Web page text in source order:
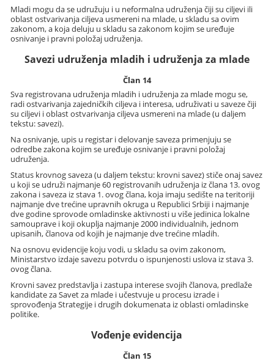
Mladi mogu da se udružuju i u neformalna udruženja čiji su ciljevi ili
oblast ostvarivanja ciljeva usmereni na mlade, u skladu sa ovim
zakonom, a koja deluju u skladu sa zakonom kojim se uređuje
osnivanje i pravni položaj udruženja.
Savezi udruženja mladih i udruženja za mlade
Član 14
Sva registrovana udruženja mladih i udruženja za mlade mogu se,
radi ostvarivanja zajedničkih ciljeva i interesa, udruživati u saveze čiji
su ciljevi i oblast ostvarivanja ciljeva usmereni na mlade (u daljem
tekstu: savezi).
Na osnivanje, upis u registar i delovanje saveza primenjuju se
odredbe zakona kojim se uređuje osnivanje i pravni položaj
udruženja.
Status krovnog saveza (u daljem tekstu: krovni savez) stiče onaj savez
u koji se udruži najmanje 60 registrovanih udruženja iz člana 13. ovog
zakona i saveza iz stava 1. ovog člana, koja imaju sedište na teritoriji
najmanje dve trećine upravnih okruga u Republici Srbiji i najmanje
dve godine sprovode omladinske aktivnosti u više jedinica lokalne
samouprave i koji okuplja najmanje 2000 individualnih, jednom
upisanih, članova od kojih je najmanje dve trećine mladih.
Na osnovu evidencije koju vodi, u skladu sa ovim zakonom,
Ministarstvo izdaje savezu potvrdu o ispunjenosti uslova iz stava 3.
ovog člana.
Krovni savez predstavlja i zastupa interese svojih članova, predlaže
kandidate za Savet za mlade i učestvuje u procesu izrade i
sprovođenja Strategije i drugih dokumenata iz oblasti omladinske
politike.
Vođenje evidencija
Član 15